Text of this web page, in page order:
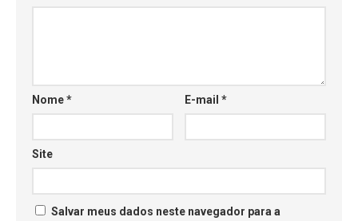
Nome* E-mail*
Site
Salvar meus dados neste navegador para a